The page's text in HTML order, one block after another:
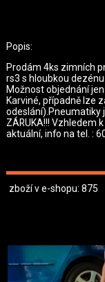
Popis:
Prodám 4ks zimních
rs3 s hloubkou
Možnost objednání
Karviné, případně lze
odeslání).Pneumatiky
ZÁRUKA!!! Vzhledem
aktuální, info na tel. :
zboží v e-shopu: 875